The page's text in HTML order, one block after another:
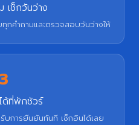
เช็กวันว่าง
คำถามและตรวจสอบวันว่างให้
3
ด้ที่พักชัวร์
บการยืนยันทันที เช็กอินได้เลย